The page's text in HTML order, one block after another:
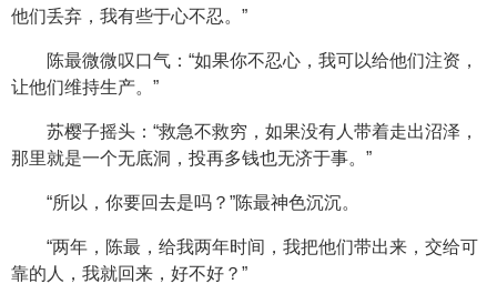
他们丢弃，我有些于心不忍。”
陈最微微叹口气：“如果你不忍心，我可以给他们注资，
让他们维持生产。”
苏樱子摇头：“救急不救穷，如果没有人带着走出沼泽，
那里就是一个无底洞，投再多钱也无济于事。”
“所以，你要回去是吗？”陈最神色沉沉。
“两年，陈最，给我两年时间，我把他们带出来，交给可
靠的人，我就回来，好不好？”